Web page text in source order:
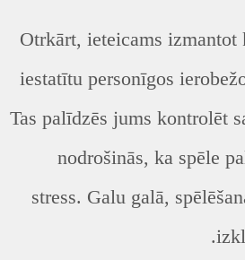
Otrkārt, ieteicams izmantot
iestatītu personīgos
Tas palīdzēs jums kontrolēt
nodrošinās, ka spēle
stress. Galu galā,